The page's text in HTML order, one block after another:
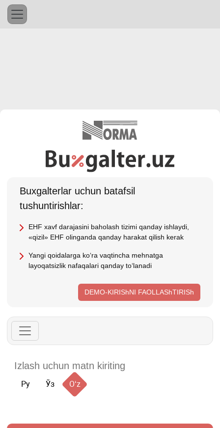
Buхgalterlar uchun batafsil
tushuntirishlar:
EHF хavf darajasini baholash tizimi qanday ishlaydi,
«qizil» EHF olinganda qanday harakat qilish kerak
Yangi qoidalarga koʻra vaqtincha mehnatga
layoqatsizlik nafaqalari qanday toʻlanadi
DEMO-KIRIShNI FAOLLAShTIRISh
Ру Ўз Oʻz